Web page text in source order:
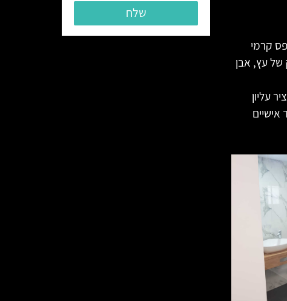
קרמי
של עץ, אבן
עליון
אישיים
שלח